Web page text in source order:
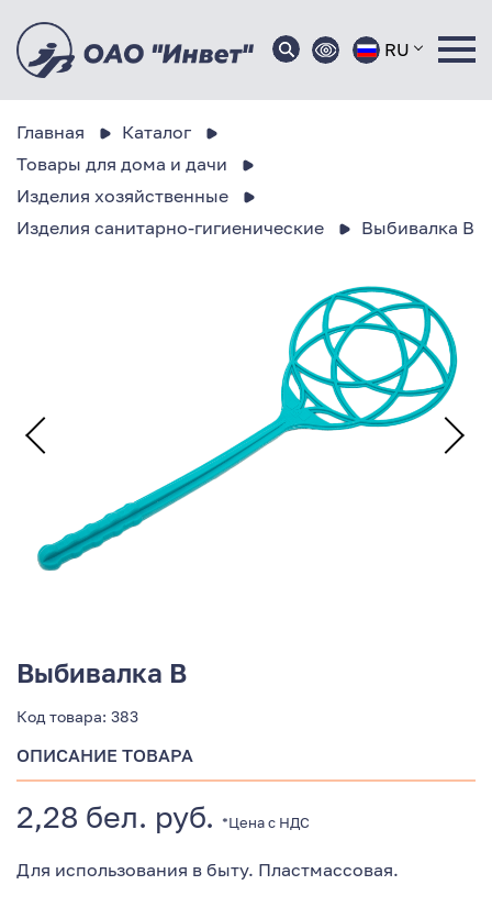
RU
Главная
Каталог
Товары для дома и дачи
Изделия хозяйственные
Изделия санитарно-гигиенические
Выбивалка В
Выбивалка В
Код товара: 383
ОПИСАНИЕ ТОВАРА
2,28 бел. руб. *Цена с НДС
Для использования в быту. Пластмассовая.